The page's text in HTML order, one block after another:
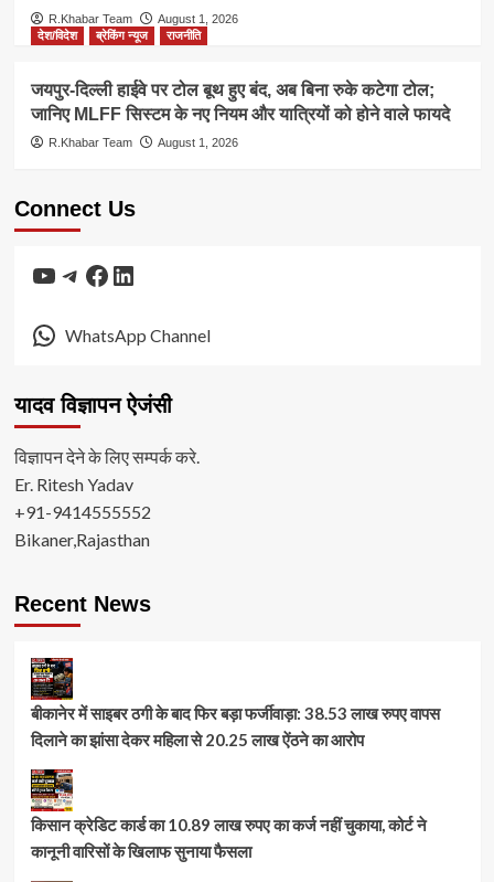
R.Khabar Team
August 1, 2026
देश/विदेश
ब्रेकिंग न्यूज राजनीति
जयपुर-दिल्ली हाईवे पर टोल बूथ हुए बंद, अब बिना रुके कटेगा टोल;
जानिए MLFF सिस्टम के नए नियम और यात्रियों को होने वाले फायदे
R.Khabar Team August 1, 2026
Connect Us
YouTube
Telegram
Facebook
LinkedIn
WhatsApp Channel
यादव विज्ञापन ऐजंसी
विज्ञापन देने के लिए सम्पर्क करे.
Er. Ritesh Yadav
+91-9414555552
Bikaner,Rajasthan
Recent News
बीकानेर में साइबर ठगी के बाद फिर बड़ा फर्जीवाड़ा: 38.53 लाख रुपए वापस
दिलाने का झांसा देकर महिला से 20.25 लाख ऐंठने का आरोप
किसान क्रेडिट कार्ड का 10.89 लाख रुपए का कर्ज नहीं चुकाया, कोर्ट ने
कानूनी वारिसों के खिलाफ सुनाया फैसला